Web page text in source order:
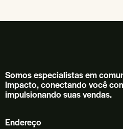
Somos especialistas em
impacto, conectando você
impulsionando suas vendas.
Endereço